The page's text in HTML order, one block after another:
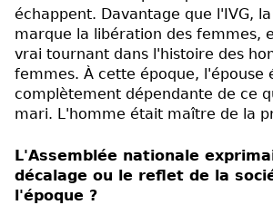
échappent. Davantage que l'IVG,
marque la libération des femmes,
vrai tournant dans l'histoire des
femmes. À cette époque, l'épouse
complètement dépendante de ce
mari. L'homme était maître de la
L'Assemblée nationale
décalage ou le reflet de la
l'époque ?